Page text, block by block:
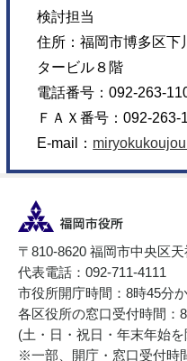
検討担当
住所：福岡市博多区下
タービル８階
電話番号：092-263-
ＦＡＸ番号：092-263-
E-mail：
〒810-8620 福岡市中央区
代表電話：092-711-4111
市役所開庁時間：8時45分
各区役所の窓口受付時間：
(土・日・祝日・年末年始を
※一部、開庁・窓口受付時